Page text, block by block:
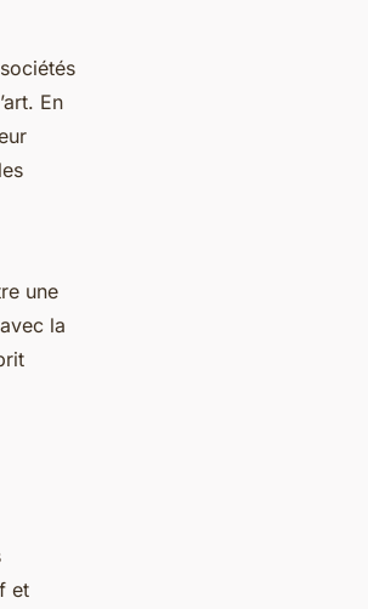
En
une
la
et